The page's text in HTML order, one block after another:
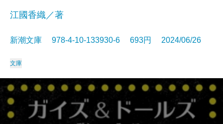
江國香織／著
新潮文庫 978-4-10-133930-6 693円 2024/06/26
文庫